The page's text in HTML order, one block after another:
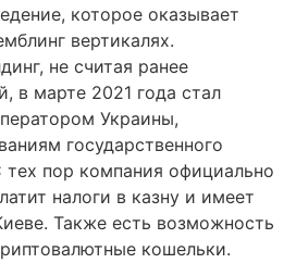
которое оказывает
вертикалях.
не считая ранее
в марте 2021 года стал
Украины,
государственного
пор компания официально
налоги в казну и имеет
Также есть возможность
кошельки.